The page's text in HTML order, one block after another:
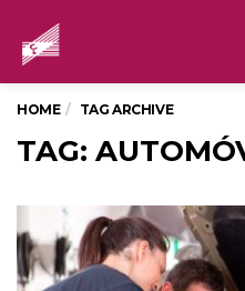
HOME TAG ARCHIVE
TAG: